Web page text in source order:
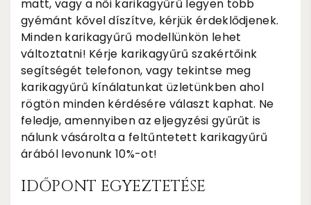
matt, vagy a női karikagyűrű legyen több
gyémánt kővel díszítve, kérjük érdeklődjenek.
Minden karikagyűrű modellünkön lehet
változtatni! Kérje karikagyűrű szakértőink
segítségét telefonon, vagy tekintse meg
karikagyűrű kínálatunkat üzletünkben ahol
rögtön minden kérdésére választ kaphat. Ne
feledje, amennyiben az eljegyzési gyűrűt is
nálunk vásárolta a feltűntetett karikagyűrű
árából levonunk 10%-ot!
IDŐPONT EGYEZTETÉSE